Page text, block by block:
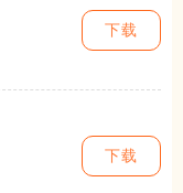
下载
下载